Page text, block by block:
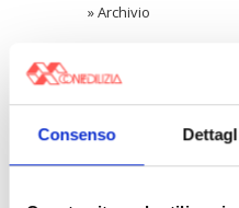
Consenso
»Archivio
〉 Area riservata